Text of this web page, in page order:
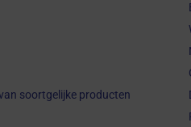
soortgelijke producten